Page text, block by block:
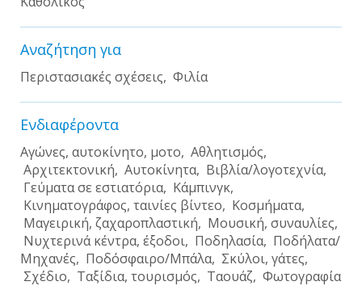
Αναζήτηση για
Περιστασιακές σχέσεις, Φιλία
Ενδιαφέροντα
Αγώνες, αυτοκίνητο, μοτο, Αθλητισμός,
Αρχιτεκτονική, Αυτοκίνητα, Βιβλία/λογοτεχνία,
Γεύματα σε εστιατόρια, Κάμπινγκ,
Κινηματογράφος, ταινίες βίντεο, Κοσμήματα,
Μαγειρική, ζαχαροπλαστική, Μουσική, συναυλίες,
Νυχτερινά κέντρα, έξοδοι, Ποδηλασία, Ποδήλατα/
Μηχανές, Ποδόσφαιρο/Μπάλα, Σκύλοι, γάτες,
Σχέδιο, Ταξίδια, τουρισμός, Ταουάζ, Φωτογραφία